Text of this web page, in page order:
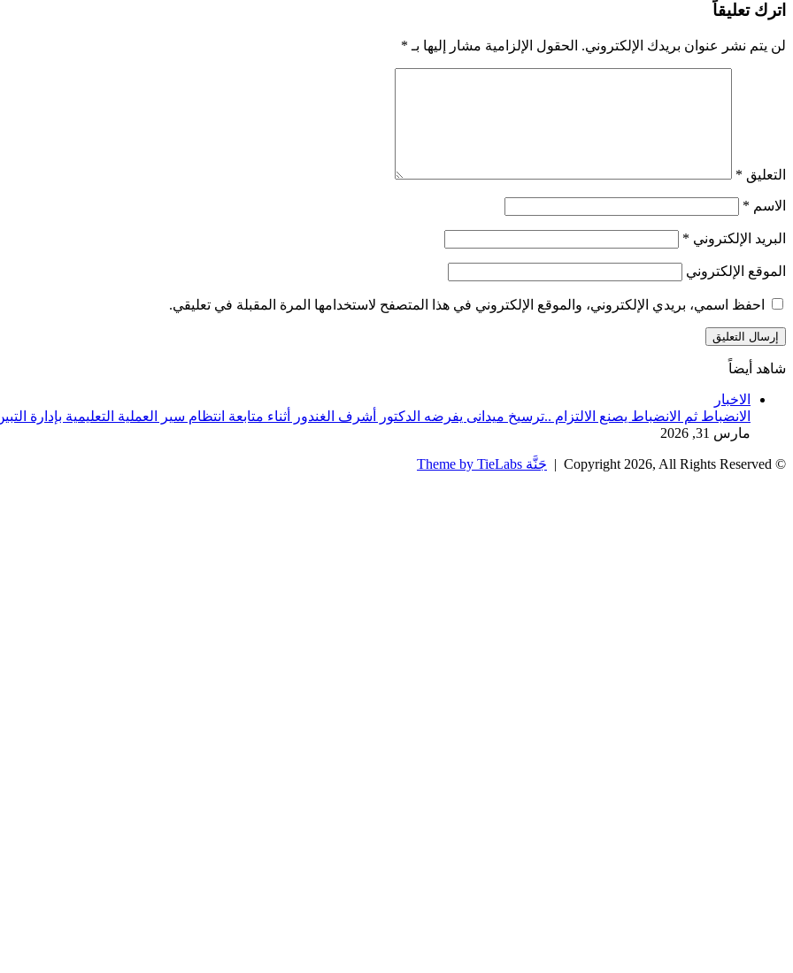
اترك تعليقاً
لن يتم نشر عنوان بريدك الإلكتروني. الحقول الإلزامية مشار إليها بـ *
التعليق *
الاسم *
البريد الإلكتروني *
الموقع الإلكتروني
احفظ اسمي، بريدي الإلكتروني، والموقع الإلكتروني في هذا المتصفح لاستخدامها المرة المقبلة في تعليقي.
شاهد أيضاً
الاخبار
الانضباط ثم الانضباط يصنع الالتزام ..ترسيخ ميدانى يفرضه الدكتور أشرف الغندور أثناء متابعة انتظام سير العملية التعليمية بإدارة
مارس 31, 2026
© Copyright 2026, All Rights Reserved |
جَنَّة Theme by TieLabs